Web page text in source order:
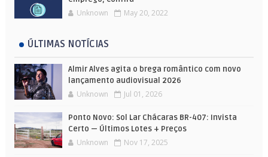
Unknown May 20, 2022
ÚLTIMAS NOTÍCIAS
Almir Alves agita o brega romântico com novo
lançamento audiovisual 2026
Unknown Jul 01, 2026
Ponto Novo: Sol Lar Chácaras BR-407: Invista
Certo — Últimos Lotes + Preços
Unknown Nov 17, 2025